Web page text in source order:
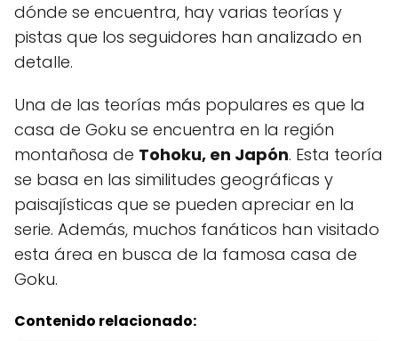
dónde se encuentra, hay varias teorías y
pistas que los seguidores han analizado en
detalle.
Una de las teorías más populares es que la
casa de Goku se encuentra en la región
montañosa de Tohoku, en Japón. Esta teoría
se basa en las similitudes geográficas y
paisajísticas que se pueden apreciar en la
serie. Además, muchos fanáticos han visitado
esta área en busca de la famosa casa de
Goku.
Contenido relacionado: